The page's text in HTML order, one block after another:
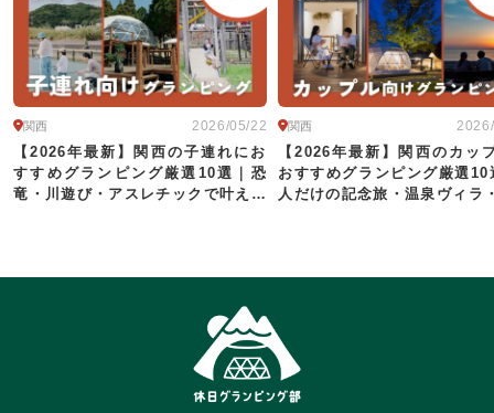
2026/05/22
関西
【2026年最新】関西の子連れにお
すすめグランピング厳選10選｜恐
竜・川遊び・アスレチックで叶える
関西
【2026年最新】関西のカッ
おすすめグランピング厳選10
人だけの記念旅・温泉ヴィラ